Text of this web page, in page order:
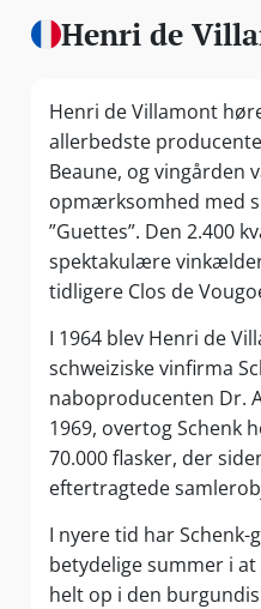
Henri de
Henri de Villamont
allerbedste
Beaune, og vingården
opmærksomhed med
”Guettes”. Den 2.400
spektakulære
tidligere Clos de
I 1964 blev Henri de
schweiziske vinfirma
naboproducenten Dr.
1969, overtog Schenk
70.000 flasker, der
eftertragtede
I nyere tid har
betydelige summer i
helt op i den